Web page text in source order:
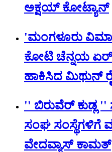
ಅಕ್ಷಯ್ ಕೋಟ್ಯಾನ್
'ಮಂಗಳೂರು
ಕೋಟಿ ಚೆನ್ನಯ
ಹಾಕಿಸಿದ ಮಿಥುನ್‌
'' ಬಿರುವೆರ್ ಕುಡ್ಲ
ಸಂಘ ಸಂಸ್ಥೆಗಳಿಗೆ
ವೇದವ್ಯಾಸ್ ಕಾಮತ್